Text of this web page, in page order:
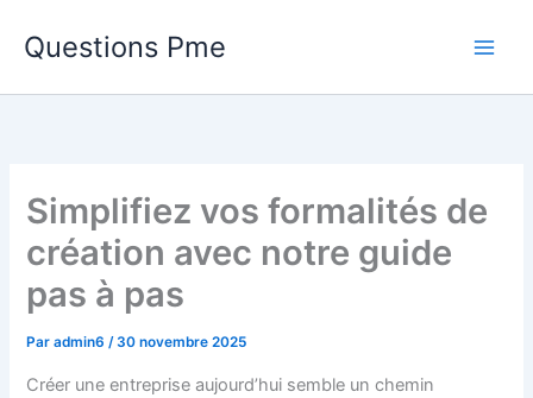
Questions Pme
Simplifiez vos formalités de
création avec notre guide
pas à pas
Paradmin6/30 novembre 2025
Créer une entreprise aujourd’hui semble un chemin